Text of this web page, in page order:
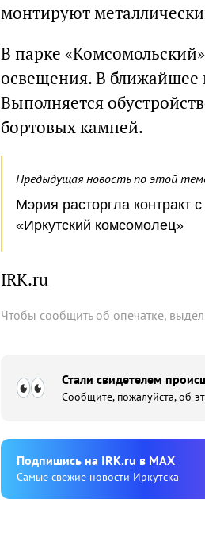
монтируют
В парке
освещения. В ближайшее
Выполняется
бортовых камней.
Предыдущая новость по этой
Мэрия расторгла контракт
«Иркутский комсомолец»
IRK.ru
Чтобы сообщить об опечатке,
Стали свидетелем
Сообщите, пожалуйста, об
Подпишиcь на IRK.ru в MAX
Cамые свежие новости Иркутска